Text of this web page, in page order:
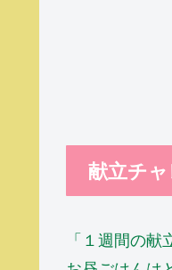
献立チ
「１週間の